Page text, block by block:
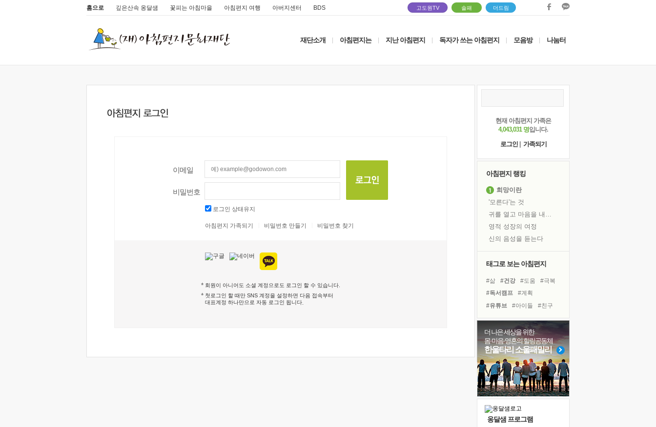
홈으로 깊은산속 옹달샘 꽃피는 아침마을 아침편지 여행 아버지센터 BDS 고도원TV 솔패 더드림
재단소개 아침편지는 지난 아침편지 독자가 쓰는 아침편지 모음방 나눔터
이메일
비밀번호
로그인 상태유지
아침편지 가족되기 비밀번호 만들기 비밀번호 찾기
회원이 아니어도 소셜 계정으로도 로그인 할 수 있습니다.
첫로그인 할 때만 SNS 계정을 설정하면 다음 접속부터
대표계정 하나만으로 자동 로그인 됩니다
현재 아침편지 가족은
4,043,031 명입니다.
로그인
가족되기
아침편지 랭킹
희망이란
'모른다'는 것
귀를 열고 마음을 내어주고
영적 성장의 여정
신의 음성을 듣는다
극과 극의 양 끝단
'말 타는 법'을 먼저
졸업식 사진을 보며
극심한 변비, 어깨결림, 수면 장애
아픈 아버지를 위한 공간 설계
슬럼프
보고 싶은 어머니
유년 시절의 부산 영도 바다
못된 꼰대들
너무 황홀한 꽃들이여!
태그로 보는 아침편지
#삶 #건강 #도움
#극복
#독서캠프
#계획
#유튜브
#아이들
#친구
#리더
#링컨학교
#비전캠프
#사람
#선택
#경험
#독서
#바이러스
#힐링
#명상
#면역력
#다짐
더 나은 세상을 위한
몸·마음·영혼의 힐링공동체
한울타리 소울패밀리
옹달샘 프로그램